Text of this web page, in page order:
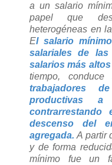
a un salario
papel que
heterogéneas en
El salario
salariales de
salarios más
tiempo,
trabajadores
productivas
descenso del
agregada.A partir
y de forma
mínimo fue un